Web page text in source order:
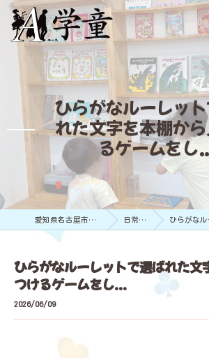
ひらがなルーレッ
れた文字を本棚か
るゲームをし
愛知県名古屋市の学童保育ならA学童 日常のようす ひらがなルーレットで
ひらがなルーレットで選ばれた文
つけるゲームをし...
2026/06/09